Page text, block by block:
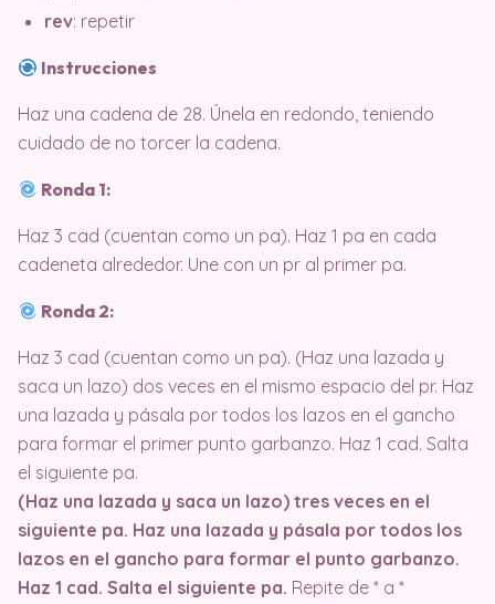
rev: repetir
Instrucciones
Haz una cadena de 28. Únela en redondo, teniendo
cuidado de no torcer la cadena.
Ronda 1:
Haz 3 cad (cuentan como un pa). Haz 1 pa en cada
cadeneta alrededor. Une con un pr al primer pa.
Ronda 2:
Haz 3 cad (cuentan como un pa). (Haz una lazada y
saca un lazo) dos veces en el mismo espacio del pr. Haz
una lazada y pásala por todos los lazos en el gancho
para formar el primer punto garbanzo. Haz 1 cad. Salta
el siguiente pa.
(Haz una lazada y saca un lazo) tres veces en el
siguiente pa. Haz una lazada y pásala por todos los
lazos en el gancho para formar el punto garbanzo.
Haz 1 cad. Salta el siguiente pa. Repite de * a *